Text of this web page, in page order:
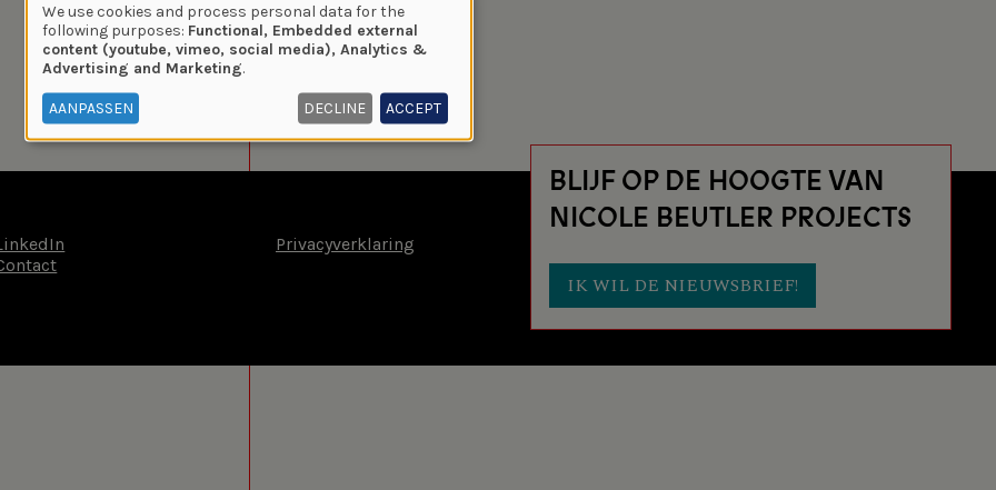
Privacyverklaring
BLIJF OP DE HOOGTE VAN
NICOLE BEUTLER PROJECTS
IK WIL DE NIEUWSBRIEF!
Use
of
personal
data
and
cookies
We use cookies and process personal data for the
following purposes: Functional, Embedded external
content (youtube, vimeo, social media), Analytics &
Advertising and Marketing.
AANPASSEN DECLINE ACCEPT